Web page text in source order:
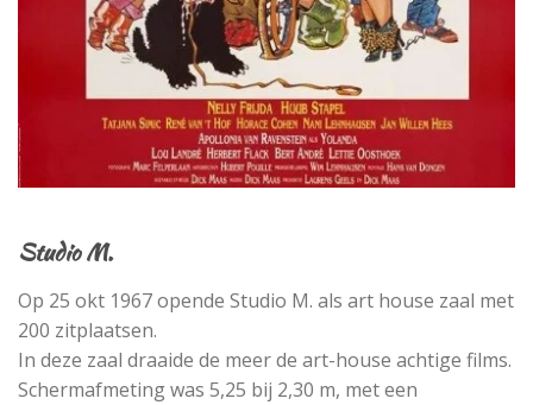
Studio M.
Op 25 okt 1967 opende Studio M. als art house zaal met
200 zitplaatsen.
In deze zaal draaide de meer de art-house achtige films.
Schermafmeting was 5,25 bij 2,30 m, met een